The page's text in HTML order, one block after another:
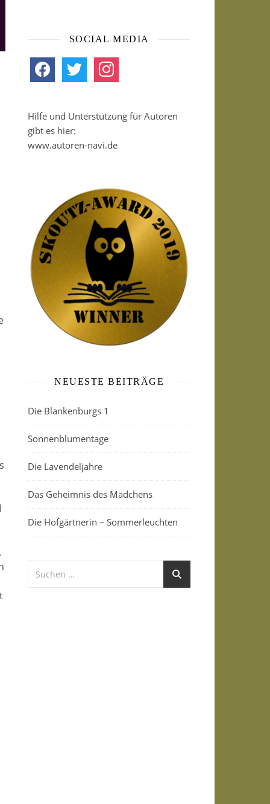
SOCIAL MEDIA
facebook twitter instagram
Hilfe und Unterstützung für Autoren
gibt es hier:
www.autoren-navi.de
NEUESTE BEITRÄGE
Die Blankenburgs 1
Sonnenblumentage
Die Lavendeljahre
Das Geheimnis des Mädchens
Die Hofgärtnerin – Sommerleuchten